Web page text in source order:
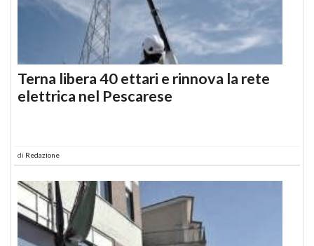
Terna libera 40 ettari e rinnova la rete
elettrica nel Pescarese
di Redazione